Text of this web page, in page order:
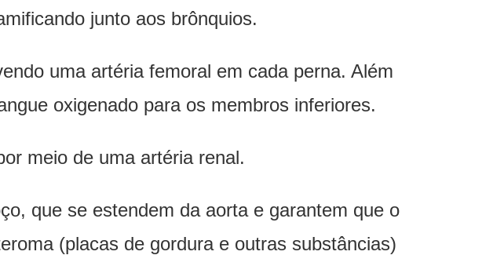
junto aos brônquios.
uma artéria femoral em cada perna. Além
oxigenado para os membros inferiores.
meio de uma artéria renal.
que se estendem da aorta e garantem que o
(placas de gordura e outras substâncias)